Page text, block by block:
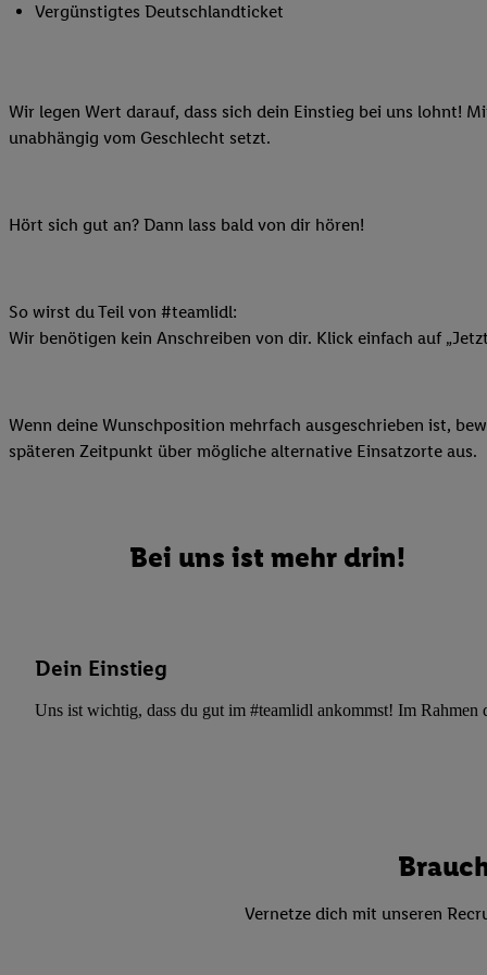
Vergünstigtes Deutschlandticket
Wir legen Wert darauf, dass sich dein Einstieg bei uns lohnt!
unabhängig vom Geschlecht setzt.
Hört sich gut an? Dann lass bald von dir hören!
So wirst du Teil von #teamlidl:
Wir benötigen kein Anschreiben von dir. Klick einfach auf
Wenn deine Wunschposition mehrfach ausgeschrieben ist,
späteren Zeitpunkt über mögliche alternative Einsatzorte aus.
Bei uns ist mehr drin!
Dein Einstieg
Uns ist wichtig, dass du gut im #teamlidl ankommst! Im Rahmen
Vernetze dich mit unseren
Sie verfügbar ist.
werden, die von
Marketing“ am
sämtlicher genannten
Ihre Einwilligung
Gewährleistung der
Verwendung
Liste der